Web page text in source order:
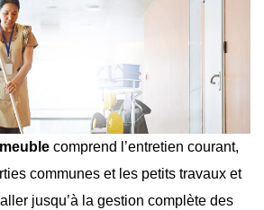
comprend l’entretien courant,
communes et les petits travaux et
jusqu’à la gestion complète des